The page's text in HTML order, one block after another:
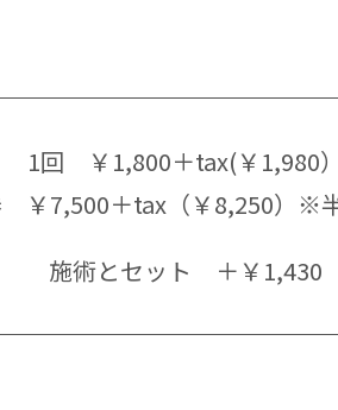
1回 ￥1,800＋tax(￥1,980）
￥7,500＋tax（￥8,250）※
施術とセット ＋￥1,430